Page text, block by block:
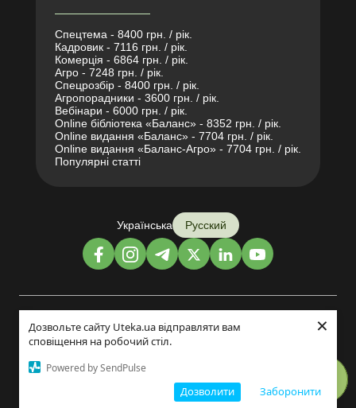
Дозвольте сайту Uteka.ua відправляти вам
сповіщення на робочий стіл.
Powered by SendPulse
Заборонити
Дозволити
×
Спецтема - 8400 грн. / рік.
Кадровик - 7116 грн. / рік.
Комерція - 6864 грн. / рік.
Агро - 7248 грн. / рік.
Спецрозбір - 8400 грн. / рік.
Агропорадники - 3600 грн. / рік.
Вебінари - 6000 грн. / рік.
Online бібліотека «Баланс» - 8352 грн. / рік.
Online видання «Баланс» - 7704 грн. / рік.
Online видання «Баланс-Агро» - 7704 грн. / рік.
Популярні статті
Українська Русский
Дизайн и разработка: